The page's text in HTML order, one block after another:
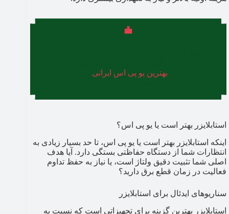
بهترین یو پی اس ایرانی
استابلایزر بهتر است یا یو پی اس؟
اینکه استابلایزر بهتر است یا یو پی اس، تا حد بسیار زیادی به
انتظارات شما از دستگاه حفاظتی بستگی دارد. آیا هدف
اصلی شما تثبیت دقیق ولتاژ است، یا نیاز به حفظ تداوم
فعالیت در زمان قطع برق دارید؟
سناریوهای ایدئال برای استابلایزر
استابلایزر بهترین گزینه برای تجهیزاتی است که نسبت به